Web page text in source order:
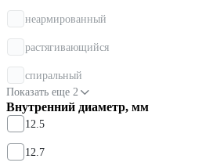
неармированный
растягивающийся
спиральный
Показать еще 2
Внутренний диаметр, мм
12.5
12.7